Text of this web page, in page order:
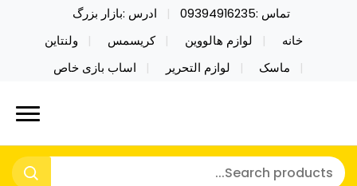
تماس :09394916235
ادرس :بازار بزرگ
خانه
لوازم هالووین کریسمس
ولنتاین
ماسک
لوازم التحریر اساب بازی خاص
نایکر توی فروش عمده لوازم هالووین
ولن تاین کادویی کریسمس اکسسوری
خرید محصولات خاص فیجت اسباب بازی تراول ماگ نایکر
توی فروش عمده لوازم هالووین ولن تاین کادویی
کریسمس اکسسوری ماسک در واردات مستقیم